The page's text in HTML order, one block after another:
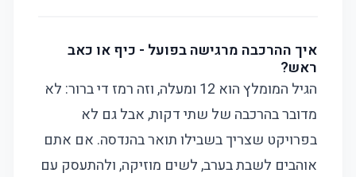
איך ההרכבה מרגישה בפועל - כיף או כאב
ראש?
הגיל המומלץ הוא 12 ומעלה, וזה רמז די ברור: לא
מדובר בהרכבה של שתי דקות, אבל גם לא
בפרויקט שצריך בשבילו תואר בהנדסה. אם אתם
אוהבים לשבת בערב, לשים מוזיקה, ולהתעסק עם